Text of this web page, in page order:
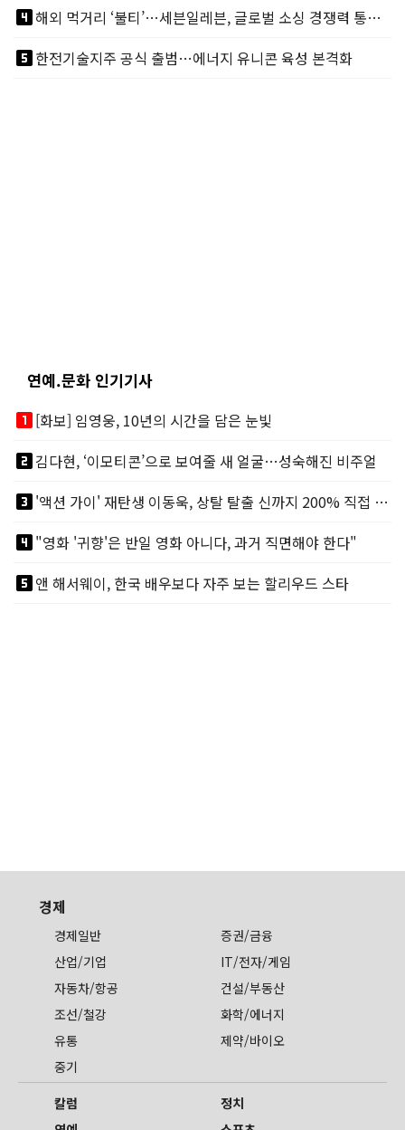
looks_4
해외 먹거리 ‘불티’…세븐일레븐, 글로벌 소싱 경쟁력 통했다
looks_5한전기술지주 공식 출범…에너지 유니콘 육성 본격화
연예.문화 인기기사
looks_one[화보] 임영웅, 10년의 시간을 담은 눈빛
looks_two김다현, ‘이모티콘’으로 보여줄 새 얼굴…성숙해진 비주얼
looks_3
'액션 가이' 재탄생 이동욱, 상탈 탈출 신까지 200% 직접 소화
looks_4"영화 '귀향'은 반일 영화 아니다, 과거 직면해야 한다"
looks_5앤 해서웨이, 한국 배우보다 자주 보는 할리우드 스타
경제
경제일반
증권/금융
산업/기업
IT/전자/게임
자동차/항공
건설/부동산
조선/철강
화학/에너지
유통
제약/바이오
중기
칼럼
정치